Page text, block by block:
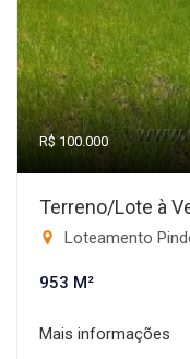
R$ 100.000
Terreno/Lote à
Loteamento
953 M²
Mais informações